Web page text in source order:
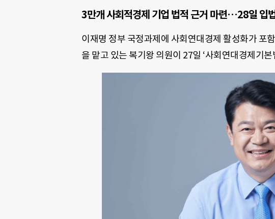
3만개 사회적경제 기업 법적 근거 마련…28일 입
이재명 정부 국정과제에 사회연대경제 활성화가 포
을 맡고 있는 복기왕 의원이 27일 ‘사회연대경제기본